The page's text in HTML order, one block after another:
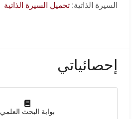
السيرة الذاتية: تحميل السيرة الذاتية
إحصائياتي
بوابة البحث العلمي